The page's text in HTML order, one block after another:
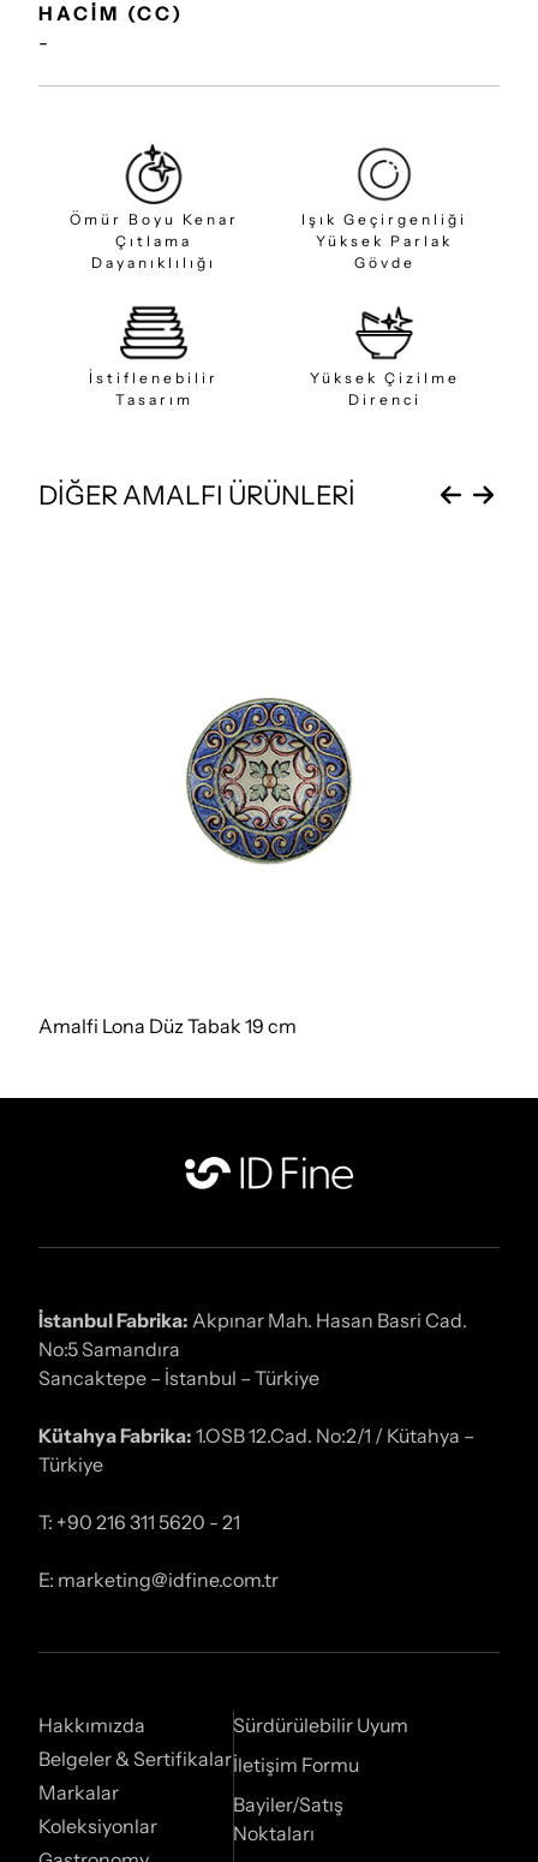
HACİM (CC)
-
Ömür Boyu Kenar
Çıtlama
Dayanıklılığı
Işık Geçirgenliği
Yüksek Parlak
Gövde
İstiflenebilir
Tasarım
Yüksek Çizilme
Direnci
DİĞER AMALFI ÜRÜNLERİ
Amalfi Lona Düz Tabak 19 cm
İstanbul Fabrika: Akpınar Mah. Hasan Basri Cad.
No:5 Samandıra
Sancaktepe – İstanbul – Türkiye
Kütahya Fabrika: 1.OSB 12.Cad. No:2/1 / Kütahya –
Türkiye
T: +90 216 311 5620 - 21
E: marketing@idfine.com.tr
Hakkımızda
Belgeler & Sertifikalar
Markalar
Koleksiyonlar
Sürdürülebilir Uyum
İletişim Formu
Bayiler/Satış
Noktaları